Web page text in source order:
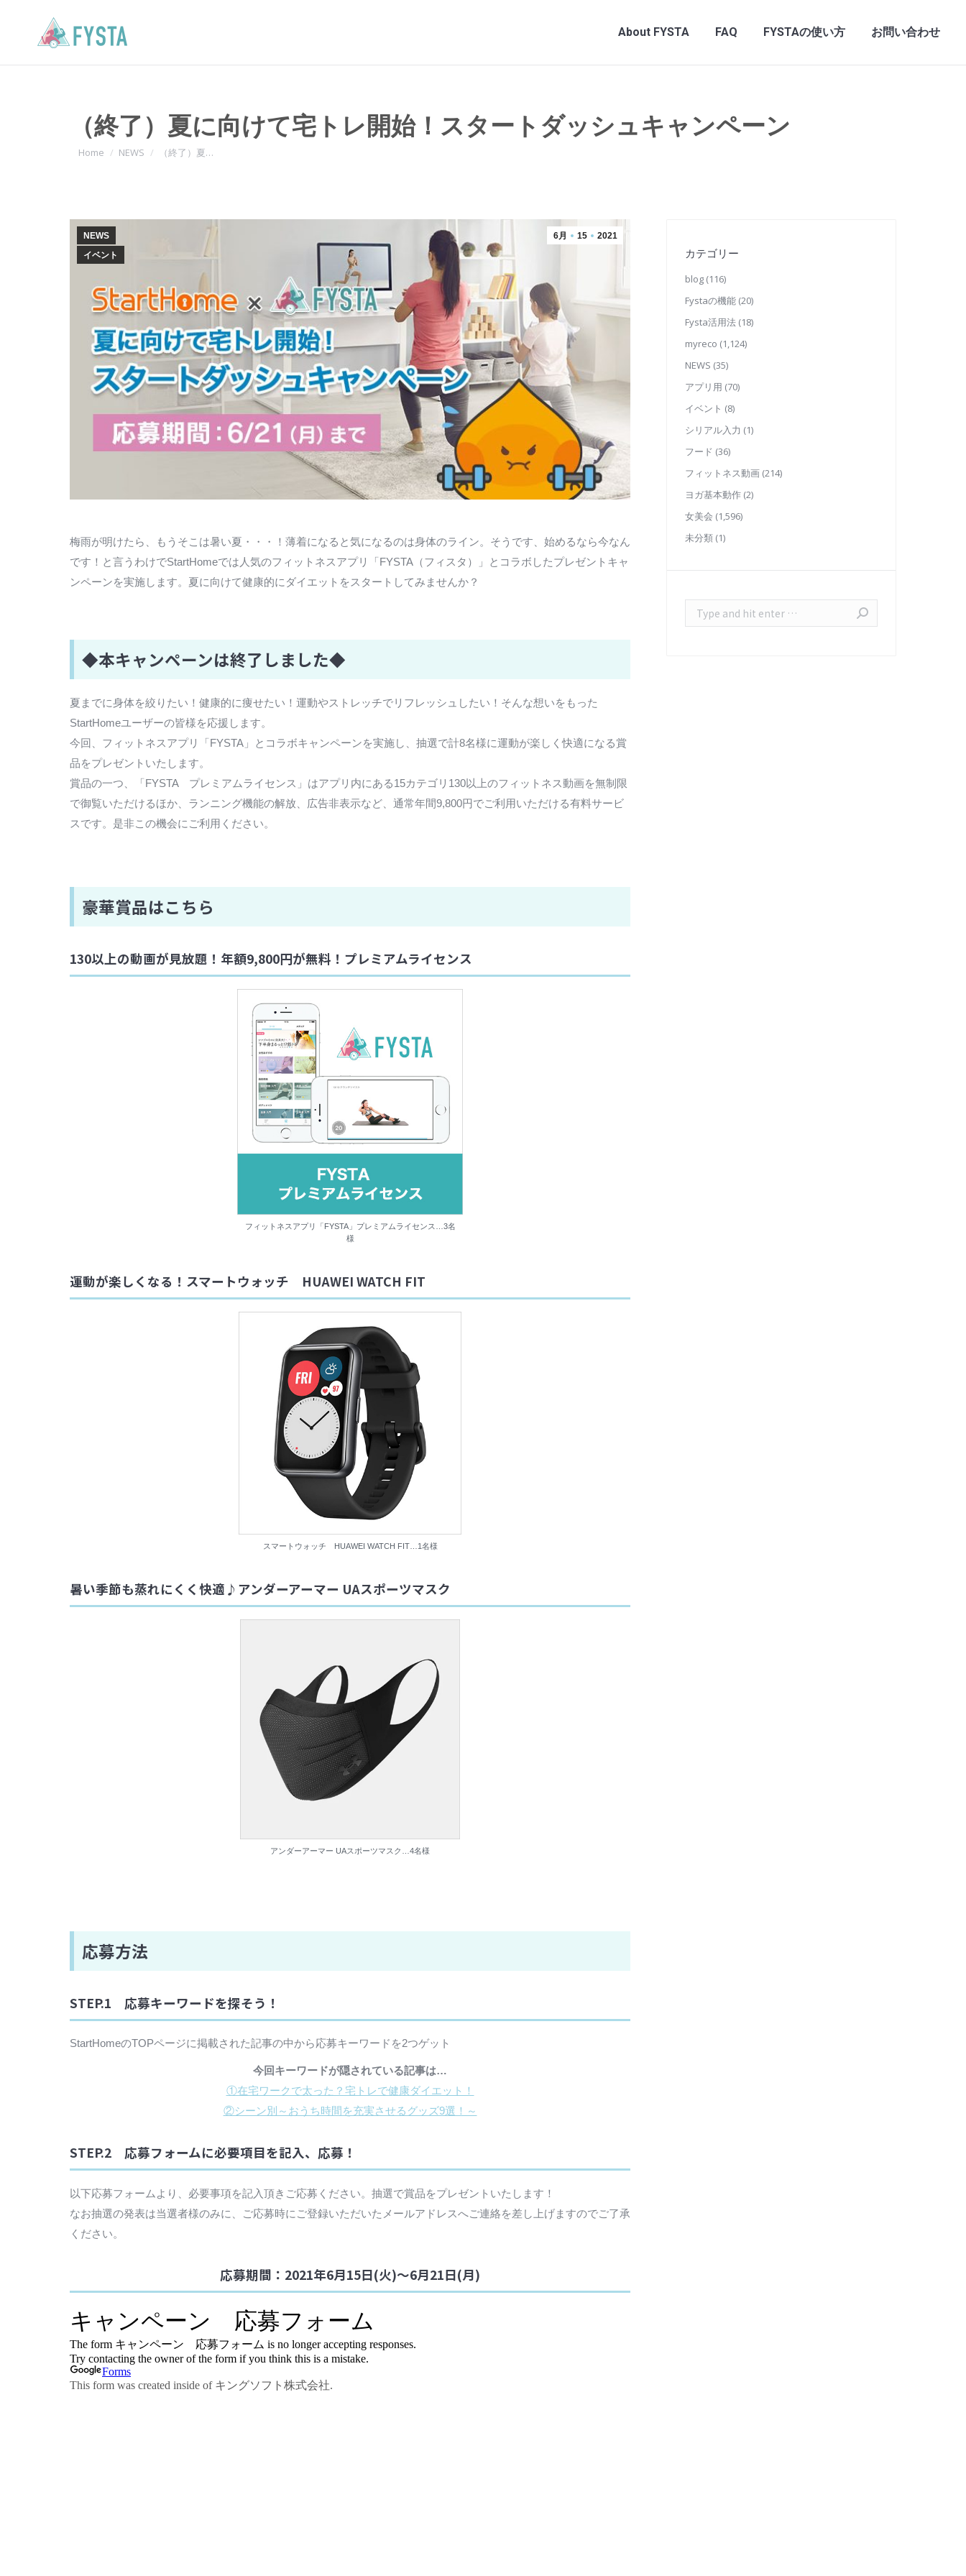
About FYSTA FAQ FYSTAの使い方 お問い合わせ
（終了）夏に向けて宅トレ開始！スタートダッシュキャンペーン
You are here:
Home NEWS （終了）夏…
6月 15 2021
NEWS
イベント
梅雨が明けたら、もうそこは暑い夏・・・！薄着になると気になるのは身体のライン。そうです、始めるなら今なん
です！と言うわけでStartHomeでは人気のフィットネスアプリ「FYSTA（フィスタ）」とコラボしたプレゼントキャ
ンペーンを実施します。夏に向けて健康的にダイエットをスタートしてみませんか？
◆本キャンペーンは終了しました◆
夏までに身体を絞りたい！健康的に痩せたい！運動やストレッチでリフレッシュしたい！そんな想いをもった
StartHomeユーザーの皆様を応援します。
今回、フィットネスアプリ「FYSTA」とコラボキャンペーンを実施し、抽選で計8名様に運動が楽しく快適になる賞
品をプレゼントいたします。
賞品の一つ、「FYSTA プレミアムライセンス」はアプリ内にある15カテゴリ130以上のフィットネス動画を無制限
で御覧いただけるほか、ランニング機能の解放、広告非表示など、通常年間9,800円でご利用いただける有料サービ
スです。是非この機会にご利用ください。
豪華賞品はこちら
130以上の動画が見放題！年額9,800円が無料！プレミアムライセンス
フィットネスアプリ「FYSTA」プレミアムライセンス…3名
様
運動が楽しくなる！スマートウォッチ HUAWEI WATCH FIT
スマートウォッチ HUAWEI WATCH FIT…1名様
暑い季節も蒸れにくく快適♪アンダーアーマー UAスポーツマスク
アンダーアーマー UAスポーツマスク…4名様
応募方法
STEP.1 応募キーワードを探そう！
StartHomeのTOPページに掲載された記事の中から応募キーワードを2つゲット
今回キーワードが隠されている記事は…
①在宅ワークで太った？宅トレで健康ダイエット！
②シーン別～おうち時間を充実させるグッズ9選！～
STEP.2 応募フォームに必要項目を記入、応募！
以下応募フォームより、必要事項を記入頂きご応募ください。抽選で賞品をプレゼントいたします！
なお抽選の発表は当選者様のみに、ご応募時にご登録いただいたメールアドレスへご連絡を差し上げますのでご了承
ください。
応募期間：2021年6月15日(火)～6月21日(月)
カテゴリー
blog (116)
Fystaの機能 (20)
Fysta活用法 (18)
myreco (1,124)
NEWS (35)
アプリ用 (70)
イベント (8)
シリアル入力 (1)
フード (36)
フィットネス動画 (214)
ヨガ基本動作 (2)
女美会 (1,596)
未分類 (1)
Search: